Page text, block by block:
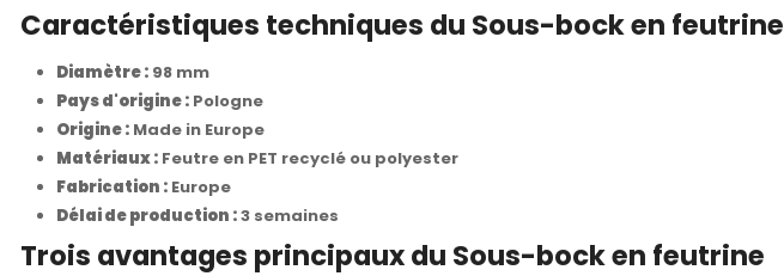
Caractéristiques techniques du Sous-bock en feutrine
Diamètre : 98 mm
Pays d'origine : Pologne
Origine : Made in Europe
Matériaux : Feutre en PET recyclé ou polyester
Fabrication : Europe
Délai de production :3 semaines
Trois avantages principaux du Sous-bock en feutrine